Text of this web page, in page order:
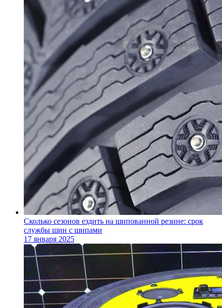
Сколько сезонов ездить на шипованной резине: срок
службы шин с шипами
17 января 2025